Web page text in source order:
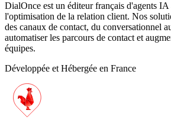
DialOnce est un éditeur français d'agents IA
l'optimisation de la relation client. Nos
des canaux de contact, du conversationnel
automatiser les parcours de contact et
équipes.
Développée et Hébergée en France